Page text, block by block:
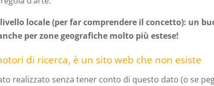
locale (per far comprendere il concetto): un
per zone geografiche molto più estese!
di ricerca, è un sito web che non esiste
realizzato senza tener conto di questo dato (o se